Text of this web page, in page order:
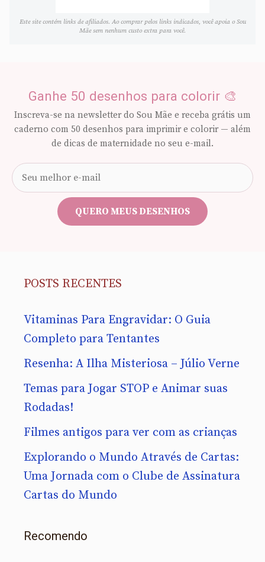
Este site contém links de afiliados. Ao comprar pelos links indicados, você apoia o Sou
Mãe sem nenhum custo extra para você.
Ganhe 50 desenhos para colorir 🎨
Inscreva-se na newsletter do Sou Mãe e receba grátis um
caderno com 50 desenhos para imprimir e colorir — além
de dicas de maternidade no seu e-mail.
e-
mail
QUERO MEUS DESENHOS
POSTS RECENTES
Vitaminas Para Engravidar: O Guia
Completo para Tentantes
Resenha: A Ilha Misteriosa – Júlio Verne
Temas para Jogar STOP e Animar suas
Rodadas!
Filmes antigos para ver com as crianças
Explorando o Mundo Através de Cartas:
Uma Jornada com o Clube de Assinatura
Cartas do Mundo
Recomendo